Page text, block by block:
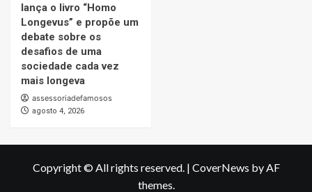
lança o livro “Homo
Longevus” e propõe um
debate sobre os
desafios de uma
sociedade cada vez
mais longeva
assessoriadefamosos
agosto 4, 2026
Copyright © All rights reserved. | CoverNews by AF
themes.